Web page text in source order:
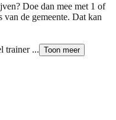
Doe dan mee met 1 of
de gemeente. Dat kan
trainer ... Toon meer